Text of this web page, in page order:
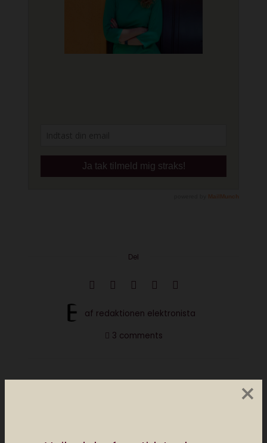
×
Del
af redaktionen elektronista
3 comments